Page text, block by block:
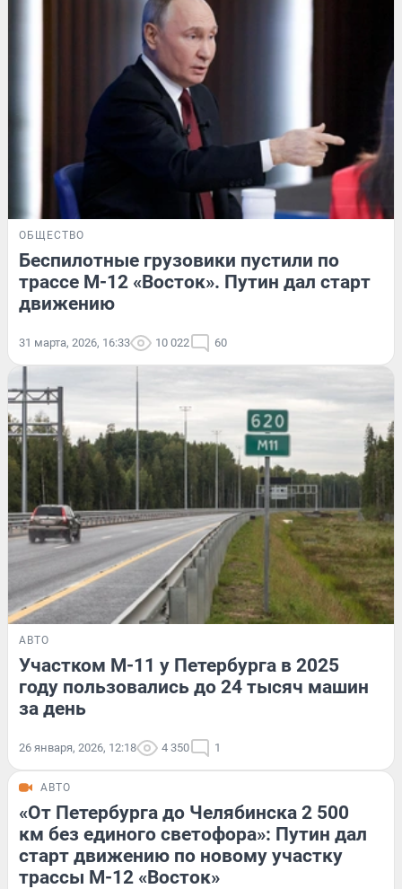
ОБЩЕСТВО
Беспилотные грузовики пустили по
трассе М-12 «Восток». Путин дал старт
движению
31 марта, 2026, 16:33 10 022 60
АВТО
Участком М-11 у Петербурга в 2025
году пользовались до 24 тысяч машин
за день
26 января, 2026, 12:18 4 350 1
АВТО
«От Петербурга до Челябинска 2 500
км без единого светофора»: Путин дал
старт движению по новому участку
трассы М-12 «Восток»